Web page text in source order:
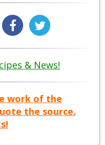
& News!
work of the
the source.